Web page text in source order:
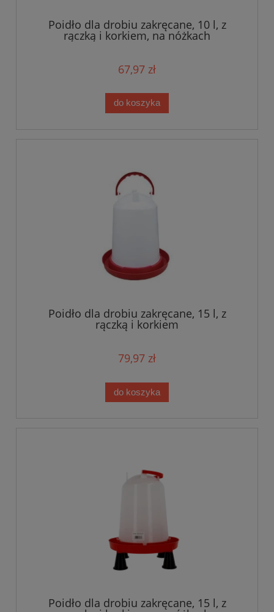
Poidło dla drobiu zakręcane, 10 l, z
rączką i korkiem, na nóżkach
67,97 zł
do koszyka
Poidło dla drobiu zakręcane, 15 l, z
rączką i korkiem
79,97 zł
do koszyka
Poidło dla drobiu zakręcane, 15 l, z